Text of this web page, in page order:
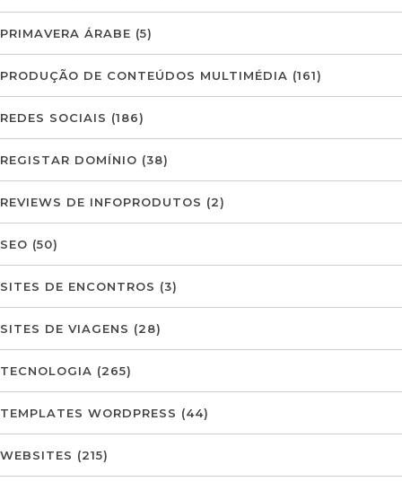
PRIMAVERA ÁRABE (5)
PRODUÇÃO DE CONTEÚDOS MULTIMÉDIA (161)
REDES SOCIAIS (186)
REGISTAR DOMÍNIO (38)
REVIEWS DE INFOPRODUTOS (2)
SEO (50)
SITES DE ENCONTROS (3)
SITES DE VIAGENS (28)
TECNOLOGIA (265)
TEMPLATES WORDPRESS (44)
WEBSITES (215)